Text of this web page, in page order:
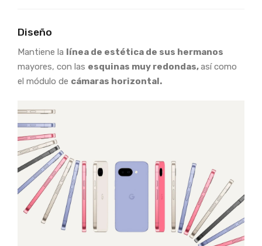
Diseño
Mantiene la línea de estética de sus hermanos
mayores, con las esquinas muy redondas,así como
el módulo de cámaras horizontal.